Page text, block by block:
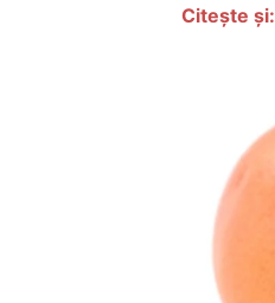
Citește și: